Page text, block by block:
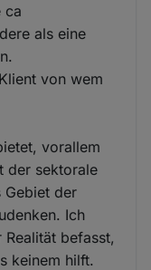
ca
als eine
von wem
vorallem
der sektorale
Gebiet der
Ich
befasst,
keinem hilft.